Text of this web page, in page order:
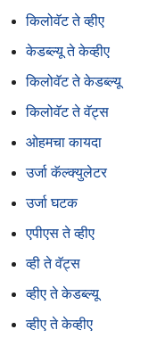
किलोवॅट ते व्हीए
केडब्ल्यू ते केव्हीए
किलोवॅट ते केडब्ल्यू
किलोवॅट ते वॅट्स
ओहमचा कायदा
उर्जा कॅल्क्युलेटर
उर्जा घटक
एपीएस ते व्हीए
व्ही ते वॅट्स
व्हीए ते केडब्ल्यू
व्हीए ते केव्हीए